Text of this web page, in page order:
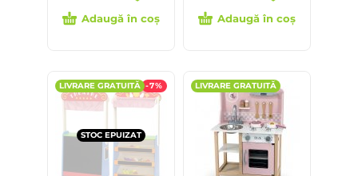
Adaugă în coș Adaugă în coș
-7%
LIVRARE GRATUITĂ
STOC EPUIZAT
LIVRARE GRATUITĂ